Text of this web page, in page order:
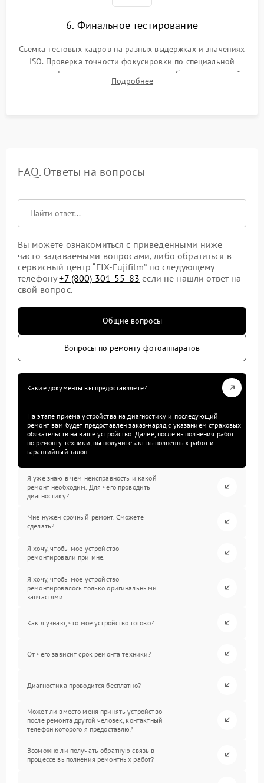
6. Финальное тестирование
Съемка тестовых кадров на разных выдержках и значениях
ISO. Проверка точности фокусировки по специальной
мишени. Тест записи на карту памяти, работы встроенной
вспышки, микрофона и всех кнопок управления.
Подробнее
FAQ. Ответы на вопросы
Вы можете ознакомиться с приведенными ниже
часто задаваемыми вопросами, либо обратиться в
сервисный центр “FIX-Fujifilm” по следующему
телефону+7 (800) 301-55-83 если не нашли ответ на
свой вопрос.
Общие вопросы
Вопросы по ремонту фотоаппаратов
Какие документы вы предоставляете?
На этапе приема устройства на диагностику и последующий
ремонт вам будет предоставлен заказ-наряд с указанием страховых
обязательств на ваше устройство. Далее, после выполнения работ
по ремонту техники, вы получите акт выполненных работ и
гарантийный талон.
Я уже знаю в чем неисправность и какой
ремонт необходим. Для чего проводить
диагностику?
Мне нужен срочный ремонт. Сможете
сделать?
Я хочу, чтобы мое устройство
ремонтировали при мне.
Я хочу, чтобы мое устройство
ремонтировалось только оригинальными
запчастями.
Как я узнаю, что мое устройство готово?
От чего зависит срок ремонта техники?
Диагностика проводится бесплатно?
Может ли вместо меня принять устройство
после ремонта другой человек, контактный
телефон которого я предоставлю?
Возможно ли получать обратную связь в
процессе выполнения ремонтных работ?